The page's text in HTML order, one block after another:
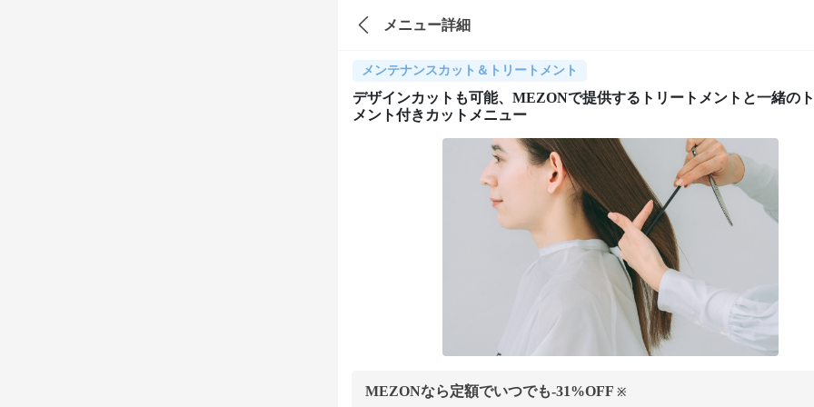
メニュー詳細
メンテナンスカット＆トリートメント
デザインカットも可能、MEZONで提供するトリートメントと一緒の
メント付きカットメニュー
MEZONなら定額でいつでも-31%OFF ※